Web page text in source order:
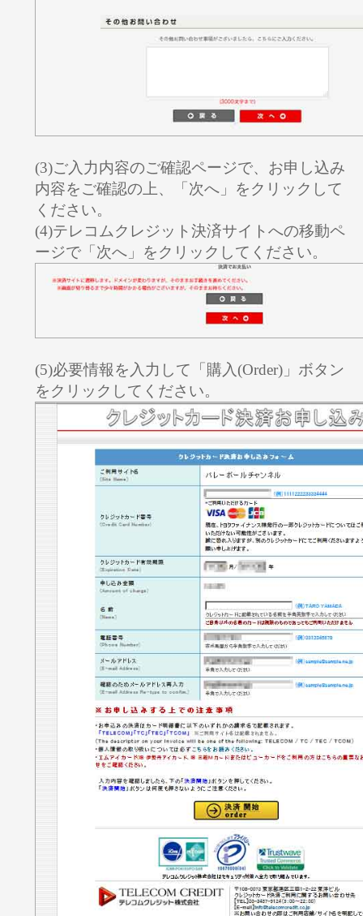
(3)ご入力内容のご確認ページで、お申し込み
内容をご確認の上、「次へ」をクリックして
ください。
(4)テレコムクレジット決済サイトへの移動ペ
ージで「次へ」をクリックしてください。
(5)必要情報を入力して「購入(Order)」ボタン
をクリックしてください。